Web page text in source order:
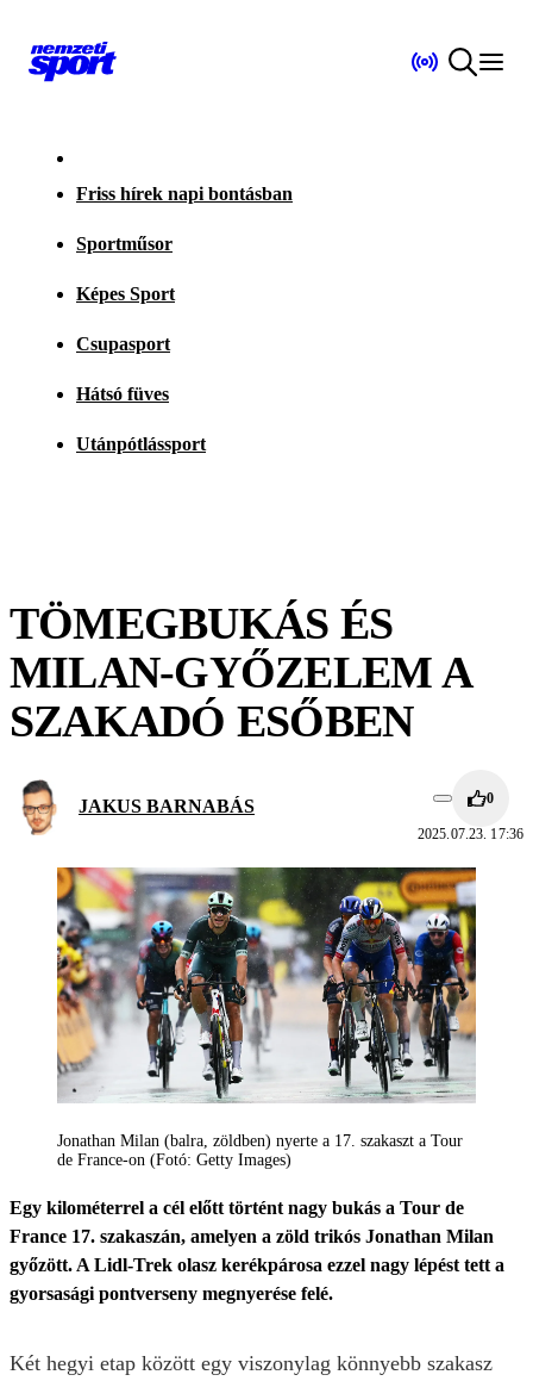
Friss hírek napi bontásban
Sportműsor
Képes Sport
Csupasport
Hátsó füves
Utánpótlássport
TÖMEGBUKÁS ÉS
MILAN-GYŐZELEM A
SZAKADÓ ESŐBEN
JAKUS BARNABÁS 0
2025.07.23. 17:36
Jonathan Milan (balra, zöldben) nyerte a 17. szakaszt a Tour
de France-on (Fotó: Getty Images)
Egy kilométerrel a cél előtt történt nagy bukás a Tour de
France 17. szakaszán, amelyen a zöld trikós Jonathan Milan
győzött. A Lidl-Trek olasz kerékpárosa ezzel nagy lépést tett a
gyorsasági pontverseny megnyerése felé.
Két hegyi etap között egy viszonylag könnyebb szakasz